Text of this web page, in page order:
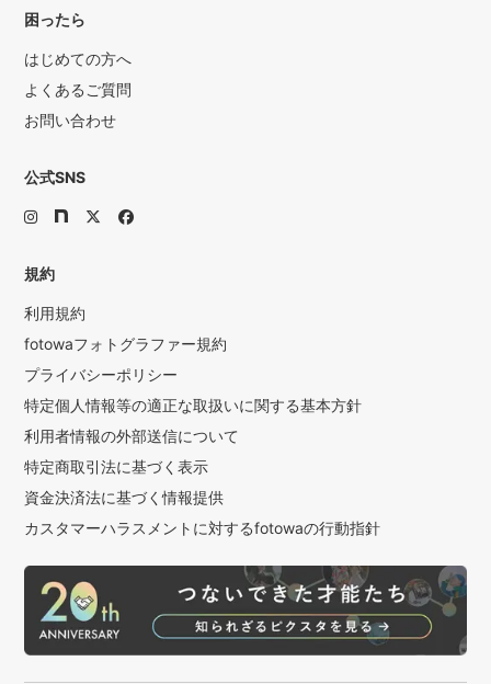
困ったら
はじめての方へ
よくあるご質問
お問い合わせ
公式SNS
規約
利用規約
fotowaフォトグラファー規約
プライバシーポリシー
特定個人情報等の適正な取扱いに関する基本方針
利用者情報の外部送信について
特定商取引法に基づく表示
資金決済法に基づく情報提供
カスタマーハラスメントに対するfotowaの行動指針